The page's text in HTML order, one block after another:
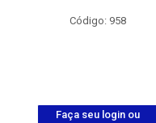
Código: 958
Faça seu login ou